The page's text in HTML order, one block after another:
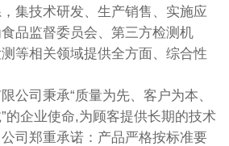
集技术研发、生产销售、实施应
品监督委员会、第三方检测机
等相关领域提供全方面、综合性
公司秉承“质量为先、客户为本、
的企业使命,为顾客提供长期的技术
司郑重承诺：产品严格按标准要